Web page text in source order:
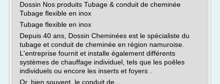
Dossin Nos produits Tubage & conduit de cheminée
Tubage flexible en inox
Tubage flexible en inox
Depuis 40 ans, Dossin Cheminées est le spécialiste du
tubage et conduit de cheminée en région namuroise.
L'entreprise fournit et installe également différents
systèmes de chauffage individuel, tels que les poêles
individuels ou encore les inserts et foyers .
Or, bien souvent, le conduit de...